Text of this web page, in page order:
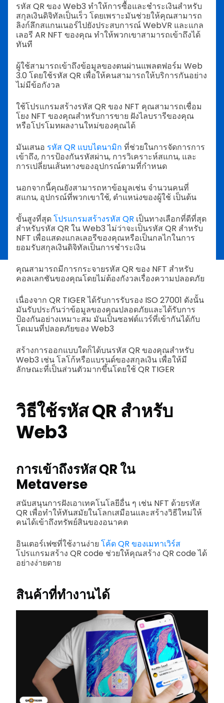
รหัส QR ของ Web3 ทำให้การซื้อและชำระเงินสำหรับ
สกุลเงินดิจิทัลเป็นเร็ว โดยเพราะมันช่วยให้คุณสามารถ
ลิงก์ลึกสแกนเนอร์ไปยังประสบการณ์ WebVR และแกล
เลอรี AR NFT ของคุณ ทำให้พวกเขาสามารถเข้าถึงได้
ทันที
ผู้ใช้สามารถเข้าถึงข้อมูลของตนผ่านแพลตฟอร์ม Web
3.0 โดยใช้รหัส QR เพื่อให้คนสามารถให้บริการกันอย่าง
ไม่มีข้อกังวล
ใช้โปรแกรมสร้างรหัส QR ของ NFT คุณสามารถเชื่อม
โยง NFT ของคุณสำหรับการขาย ฝังไลบรารีของคุณ
หรือโปรโมทผลงานใหม่ของคุณได้
มันเสนอ รหัส QR แบบไดนามิก ที่ช่วยในการจัดการการ
เข้าถึง, การป้องกันรหัสผ่าน, การวิเคราะห์สแกน, และ
การเปลี่ยนเส้นทางของอุปกรณ์ตามที่กำหนด
นอกจากนี้คุณยังสามารถหาข้อมูลเช่น จำนวนคนที่
สแกน, อุปกรณ์ที่พวกเขาใช้, ตำแหน่งของผู้ใช้ เป็นต้น
ขั้นสูงที่สุดโปรแกรมสร้างรหัส QR เป็นทางเลือกที่ดีที่สุด
สำหรับรหัส QR ใน Web3 ไม่ว่าจะเป็นรหัส QR สำหรับ
NFT เพื่อแสดงแกลเลอรีของคุณหรือเป็นกลไกในการ
ยอมรับสกุลเงินดิจิทัลเป็นการชำระเงิน
คุณสามารถมีการกระจายรหัส QR ของ NFT สำหรับ
คอลเลกชันของคุณโดยไม่ต้องกังวลเรื่องความปลอดภัย
เนื่องจาก QR TIGER ได้รับการรับรอง ISO 27001 ดังนั้น
มันรับประกันว่าข้อมูลของคุณปลอดภัยและได้รับการ
ป้องกันอย่างเหมาะสม มันเป็นซอฟต์แวร์ที่เข้ากันได้กับ
โดเมนที่ปลอดภัยของ Web3
สร้างการออกแบบใดก็ได้บนรหัส QR ของคุณสำหรับ
Web3 เช่น โลโก้หรือแบรนด์ของสกุลเงิน เพื่อให้มี
ลักษณะที่เป็นส่วนตัวมากขึ้นโดยใช้ QR TIGER
วิธีใช้รหัส QR สำหรับ
Web3
การเข้าถึงรหัส QR ใน
Metaverse
สนับสนุนการฝังเอาเทคโนโลยีอื่น ๆ เช่น NFT ด้วยรหัส
QR เพื่อทำให้ทันสมัยในโลกเสมือนและสร้างวิธีใหม่ให้
คนได้เข้าถึงทรัพย์สินของอนาคต
อินเตอร์เฟซที่ใช้งานง่าย โค้ด QR ของเมทาเวิร์ส
โปรแกรมสร้าง QR code ช่วยให้คุณสร้าง QR code ได้
อย่างง่ายดาย
สินค้าที่ทำงานได้